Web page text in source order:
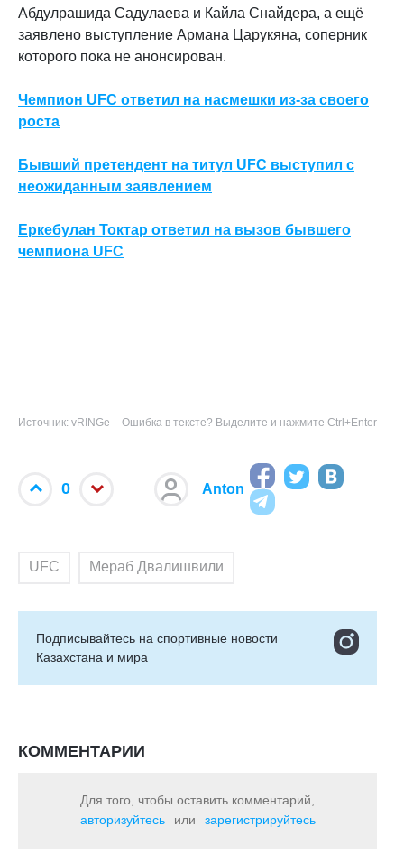
Абдулрашида Садулаева и Кайла Снайдера, а ещё
заявлено выступление Армана Царукяна, соперник
которого пока не анонсирован.
Чемпион UFC ответил на насмешки из-за своего
роста
Бывший претендент на титул UFC выступил с
неожиданным заявлением
Еркебулан Токтар ответил на вызов бывшего
чемпиона UFC
Источник: vRINGe Ошибка в тексте? Выделите и нажмите Ctrl+Enter
0 Anton
UFC Мераб Двалишвили
Подписывайтесь на cпортивные новости
Казахстана и мира
КОММЕНТАРИИ
Для того, чтобы оставить комментарий,
авторизуйтесь
или зарегистрируйтесь